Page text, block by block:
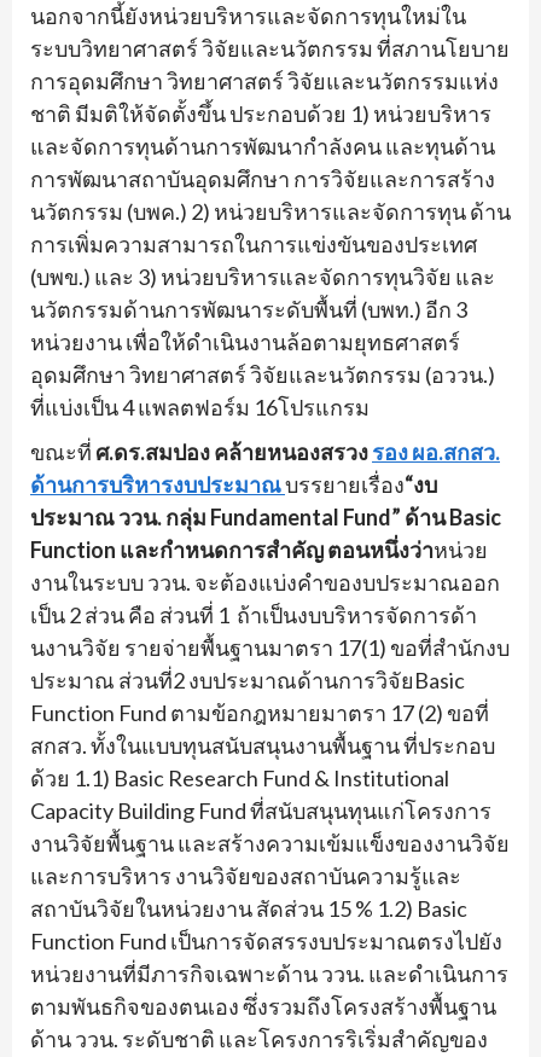
นอกจากนี้ยังหน่วยบริหารและจัดการทุนใหม่ใน
ระบบวิทยาศาสตร์ วิจัยและนวัตกรรม ที่สภานโยบาย
การอุดมศึกษา วิทยาศาสตร์ วิจัยและนวัตกรรมแห่ง
ชาติ มีมติให้จัดตั้งขึ้น ประกอบด้วย 1) หน่วยบริหาร
และจัดการทุนด้านการพัฒนากำลังคน และทุนด้าน
การพัฒนาสถาบันอุดมศึกษา การวิจัยและการสร้าง
นวัตกรรม (บพค.) 2) หน่วยบริหารและจัดการทุน ด้าน
การเพิ่มความสามารถในการแข่งขันของประเทศ
(บพข.) และ 3) หน่วยบริหารและจัดการทุนวิจัย และ
นวัตกรรมด้านการพัฒนาระดับพื้นที่ (บพท.) อีก 3
หน่วยงาน เพื่อให้ดำเนินงานล้อตามยุทธศาสตร์
อุดมศึกษา วิทยาศาสตร์ วิจัยและนวัตกรรม (อววน.)
ที่แบ่งเป็น4แพลตฟอร์ม 16โปรแกรม
ขณะที่ ศ.ดร.สมปอง คล้ายหนองสรวงรอง ผอ.สกสว.
ด้านการบริหารงบประมาณบรรยายเรื่อง“งบ
ประมาณ ววน. กลุ่ม Fundamental Fund” ด้านBasic
Function และกำหนดการสำคัญ ตอนหนึ่งว่าหน่วย
งานในระบบ ววน. จะต้องแบ่งคำของบประมาณออก
เป็น 2 ส่วน คือ ส่วนที่ 1 ถ้าเป็นงบบริหารจัดการด้า
นงานวิจัย รายจ่ายพื้นฐานมาตรา 17(1) ขอที่สำนักงบ
ประมาณ ส่วนที่2 งบประมาณด้านการวิจัยBasic
Function Fund ตามข้อกฎหมายมาตรา 17(2) ขอที่
สกสว. ทั้งในแบบทุนสนับสนุนงานพื้นฐาน ที่ประกอบ
ด้วย 1.1) Basic Research Fund & Institutional
Capacity Building Fundที่สนับสนุนทุนแก่โครงการ
งานวิจัยพื้นฐาน และสร้างความเข้มแข็งของงานวิจัย
และการบริหาร งานวิจัยของสถาบันความรู้และ
สถาบันวิจัยในหน่วยงาน สัดส่วน 15 % 1.2) Basic
Function Fund เป็นการจัดสรรงบประมาณตรงไปยัง
หน่วยงานที่มีภารกิจเฉพาะด้าน ววน. และดำเนินการ
ตามพันธกิจของตนเอง ซึ่งรวมถึงโครงสร้างพื้นฐาน
ด้าน ววน. ระดับชาติ และโครงการริเริ่มสำคัญของ